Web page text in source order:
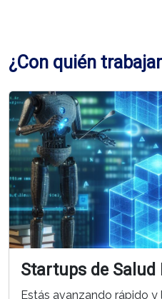
¿Con quién
Startups de Salud
Estás avanzando rápido